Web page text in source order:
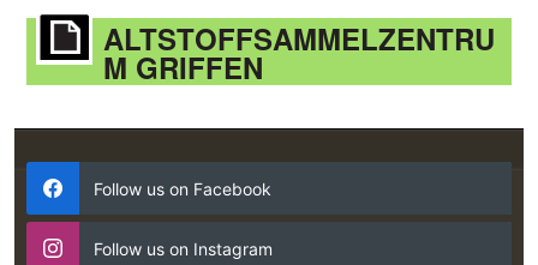
ALTSTOFFSAMMELZENTRU
M GRIFFEN
Follow us on Facebook
Follow us on Instagram